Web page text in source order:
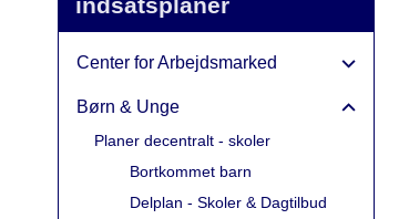
Center for Arbejdsmarked
Børn & Unge
Planer decentralt - skoler
Bortkommet barn
Delplan - Skoler & Dagtilbud